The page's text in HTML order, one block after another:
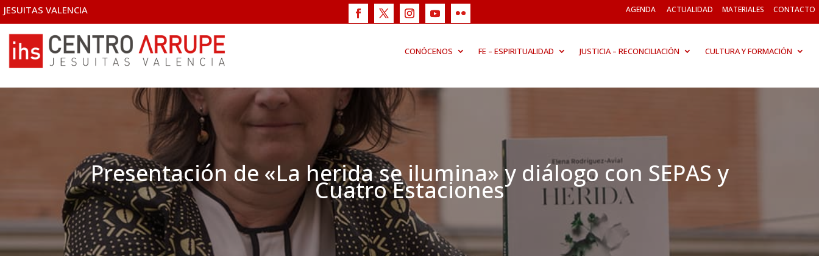
JESUITAS VALENCIA AGENDA ACTUALIDAD MATERIALES CONTACTO
CONÓCENOS FE – ESPIRITUALIDAD JUSTICIA – RECONCILIACIÓN CULTURA Y FORMACIÓN
Presentación de «La herida se ilumina» y diálogo con SEPAS y
Cuatro Estaciones